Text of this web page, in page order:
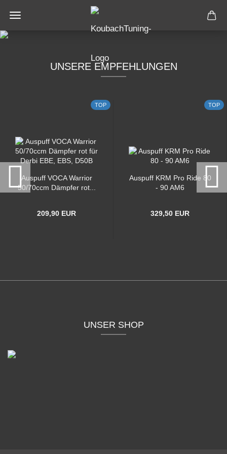
UNSERE EMPFEHLUNGEN
TOP
Auspuff VOCA Warrior
50/70ccm Dämpfer rot...
209,90 EUR
TOP
Auspuff KRM Pro Ride 80
- 90 AM6
329,50 EUR
UNSER SHOP